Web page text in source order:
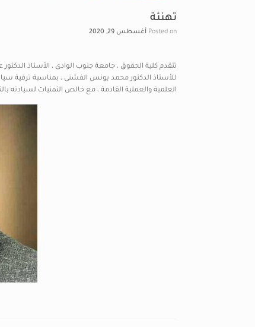
تهنئة
Posted on أغسطس 29, 2020
تتقدم كلية الحقوق ، جامعة جنوب الوادى ، الأستاذ
للأستاذ الدكتور محمد يونس الفشنى ، بمناسبة ترقية
العلمية والعملية القادمة ، مع خالص التمنيات لسيادته